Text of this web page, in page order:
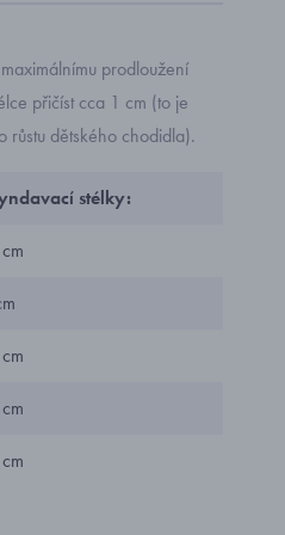
prodloužení
přičíst cca 1 cm (to je
růstu dětského chodidla).
stélky: